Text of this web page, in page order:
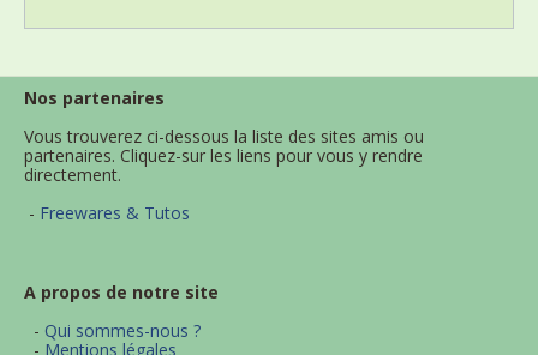
Nos partenaires
Vous trouverez ci-dessous la liste des sites amis ou
partenaires. Cliquez-sur les liens pour vous y rendre
directement.
- Freewares & Tutos
A propos de notre site
- Qui sommes-nous ?
- Mentions légales